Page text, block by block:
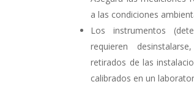
a las condiciones
Los instrumentos
requieren
retirados de las
calibrados en un